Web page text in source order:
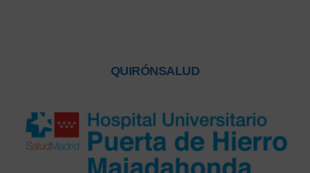
QUIRÓNSALUD